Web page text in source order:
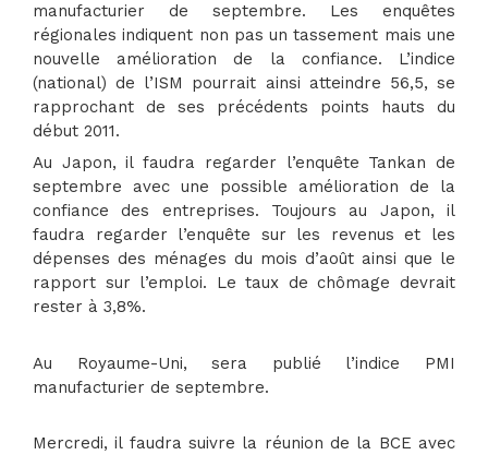
manufacturier de septembre. Les enquêtes
régionales indiquent non pas un tassement mais une
nouvelle amélioration de la confiance. L’indice
(national) de l’ISM pourrait ainsi atteindre 56,5, se
rapprochant de ses précédents points hauts du
début 2011.
Au Japon, il faudra regarder l’enquête Tankan de
septembre avec une possible amélioration de la
confiance des entreprises. Toujours au Japon, il
faudra regarder l’enquête sur les revenus et les
dépenses des ménages du mois d’août ainsi que le
rapport sur l’emploi. Le taux de chômage devrait
rester à 3,8%.
Au Royaume-Uni, sera publié l’indice PMI
manufacturier de septembre.
Mercredi, il faudra suivre la réunion de la BCE avec